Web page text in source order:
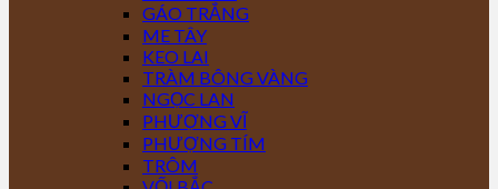
GÁO TRẮNG
ME TÂY
KEO LAI
TRÀM BÔNG VÀNG
NGỌC LAN
PHƯỢNG VĨ
PHƯỢNG TÍM
TRÔM